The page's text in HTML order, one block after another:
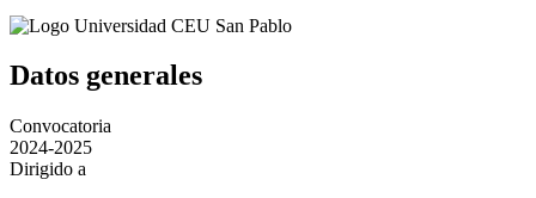
Datos generales
Convocatoria
2024-2025
Dirigido a